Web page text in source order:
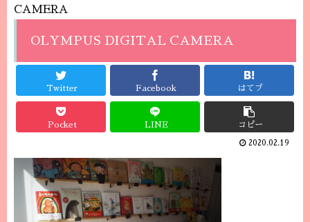
CAMERA
OLYMPUS DIGITAL CAMERA
Twitter Facebook はてブ
Pocket LINE コピー
2020.02.19